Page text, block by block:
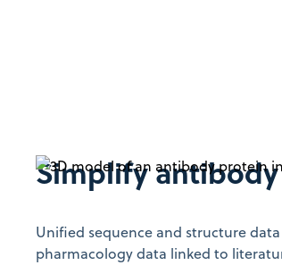
Simplify
Unified sequence and structure
pharmacology data linked to